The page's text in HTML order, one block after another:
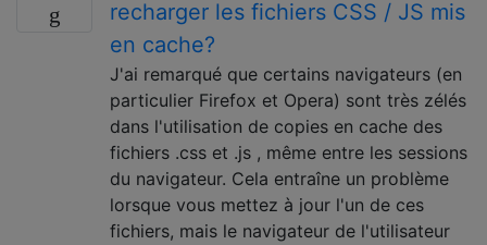
recharger les fichiers CSS / JS mis
en cache?
J'ai remarqué que certains navigateurs (en
particulier Firefox et Opera) sont très zélés
dans l'utilisation de copies en cache des
fichiers .css et .js , même entre les sessions
du navigateur. Cela entraîne un problème
lorsque vous mettez à jour l'un de ces
fichiers, mais le navigateur de l'utilisateur